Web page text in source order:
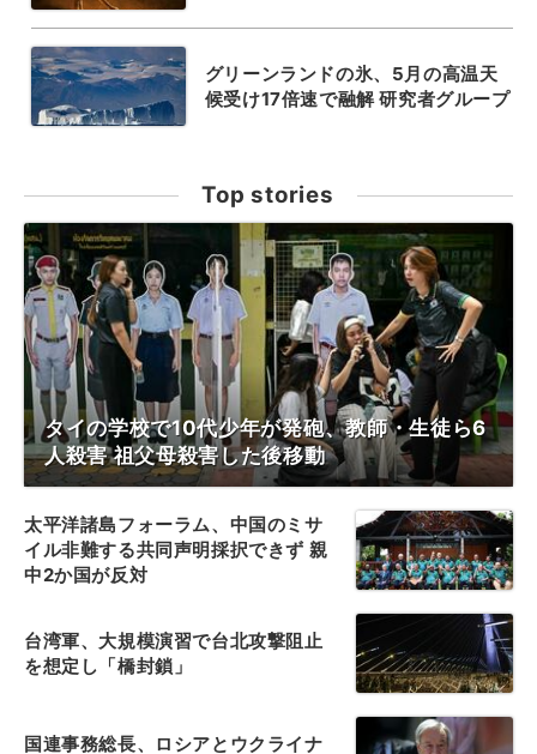
グリーンランドの氷、5月の高温天
候受け17倍速で融解 研究者グループ
Top stories
タイの学校で10代少年が発砲、教師・生徒ら6
人殺害 祖父母殺害した後移動
太平洋諸島フォーラム、中国のミサ
イル非難する共同声明採択できず 親
中2か国が反対
台湾軍、大規模演習で台北攻撃阻止
を想定し「橋封鎖」
国連事務総長、ロシアとウクライナ